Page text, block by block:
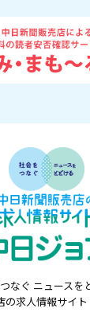
なぐ ニュースを
求人情報サイト